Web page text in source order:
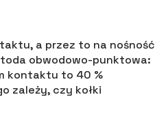
a przez to na nośność
obwodowo-punktowa:
kontaktu to 40 %
zależy, czy kołki